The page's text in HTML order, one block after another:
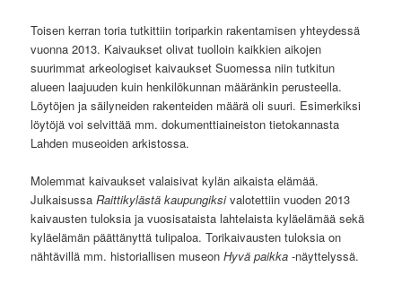
Toisen kerran toria tutkittiin toriparkin rakentamisen yhteydessä
vuonna 2013. Kaivaukset olivat tuolloin kaikkien aikojen
suurimmat arkeologiset kaivaukset Suomessa niin tutkitun
alueen laajuuden kuin henkilökunnan määränkin perusteella.
Löytöjen ja säilyneiden rakenteiden määrä oli suuri. Esimerkiksi
löytöjä voi selvittää mm. dokumenttiaineiston tietokannasta
Lahden museoiden arkistossa.
Molemmat kaivaukset valaisivat kylän aikaista elämää.
JulkaisussaRaittikylästä kaupungiksivalotettiin vuoden 2013
kaivausten tuloksia ja vuosisataista lahtelaista kyläelämää sekä
kyläelämän päättänyttä tulipaloa. Torikaivausten tuloksia on
nähtävillä mm. historiallisen museonHyvä paikka -näyttelyssä.